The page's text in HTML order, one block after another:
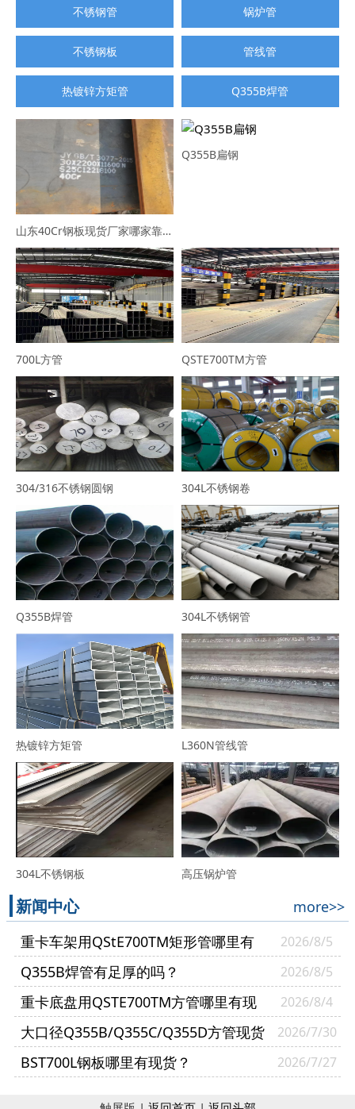
不锈钢管 锅炉管
不锈钢板 管线管
热镀锌方矩管 Q355B焊管
山东40Cr钢板现货厂家哪家靠谱？选山东普利通钢材，规格全可定制
Q355B扁钢
700L方管 QSTE700TM方管
304/316不锈钢圆钢 304L不锈钢卷
Q355B焊管 304L不锈钢管
热镀锌方矩管 L360N管线管
304L不锈钢板 高压锅炉管
新闻中心
more>>
重卡车架用QStE700TM矩形管哪里有
现货？
2026/8/5
Q355B焊管有足厚的吗？ 2026/8/5
重卡底盘用QSTE700TM方管哪里有现
货？
2026/8/4
大口径Q355B/Q355C/Q355D方管现货
多少钱一吨？
2026/7/30
BST700L钢板哪里有现货？ 2026/7/27